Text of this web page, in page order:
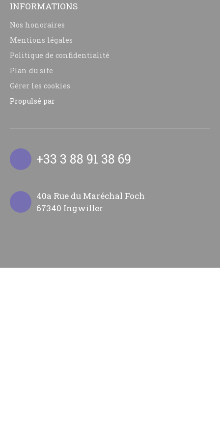
INFORMATIONS
Nos honoraires
Mentions légales
Politique de confidentialité
Plan du site
Gérer les cookies
Propulsé par
+33 3 88 91 38 69
40a Rue du Maréchal Foch
67340 Ingwiller